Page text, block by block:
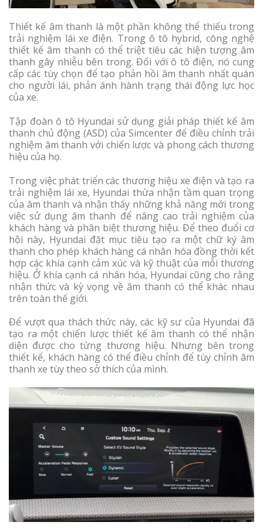
Thiết kế âm thanh là một phần không thể thiếu trong
trải nghiệm lái xe điện. Trong ô tô hybrid, công nghệ
thiết kế âm thanh có thể triệt tiêu các hiện tượng âm
thanh gây nhiễu bên trong. Đối với ô tô điện, nó cung
cấp các tùy chọn để tạo phản hồi âm thanh nhất quán
cho người lái, phản ánh hành trạng thái động lực học
của xe.
Tập đoàn ô tô Hyundai sử dụng giải pháp thiết kế âm
thanh chủ động (ASD) của Simcenter để điều chỉnh trải
nghiệm âm thanh với chiến lược và phong cách thương
hiệu của họ.
Trong việc phát triển các thương hiệu xe điện và tạo ra
trải nghiệm lái xe, Hyundai thừa nhận tầm quan trọng
của âm thanh và nhận thấy những khả năng mới trong
việc sử dụng âm thanh để nâng cao trải nghiệm của
khách hàng và phân biệt thương hiệu. Để theo đuổi cơ
hội này, Hyundai đặt mục tiêu tạo ra một chữ ký âm
thanh cho phép khách hàng cá nhân hóa đồng thời kết
hợp các khía cạnh cảm xúc và kỹ thuật của mỗi thương
hiệu. Ở khía cạnh cá nhân hóa, Hyundai cũng cho rằng
nhận thức và kỳ vọng về âm thanh có thể khác nhau
trên toàn thế giới.
Để vượt qua thách thức này, các kỹ sư của Hyundai đã
tạo ra một chiến lược thiết kế âm thanh có thể nhận
diện được cho từng thương hiệu. Nhưng bên trong
thiết kế, khách hàng có thể điều chỉnh để tùy chỉnh âm
thanh xe tùy theo sở thích của mình.